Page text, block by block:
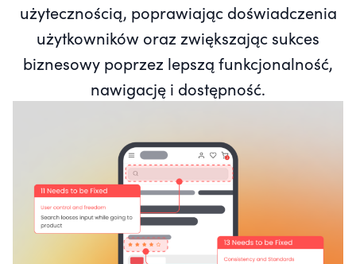
użytecznością, poprawiając doświadczenia
użytkowników oraz zwiększając sukces
biznesowy poprzez lepszą funkcjonalność,
nawigację i dostępność.